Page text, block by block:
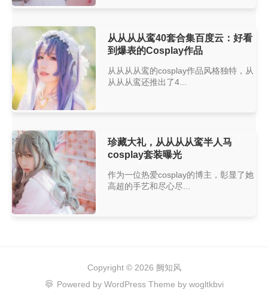
从从从从鸾40套合集百度云：好看
到爆表的Cosplay作品
从从从从鸾的cosplay作品风格独特，从
从从从鸾还推出了4...
珍藏大礼，从从从从鸾半人马
cosplay套装曝光
作为一位热爱cosplay的博主，彰显了她
高超的手艺和尽心尽...
Copyright © 2026 阙知风
Powered by WordPress Theme by wogltkbvi